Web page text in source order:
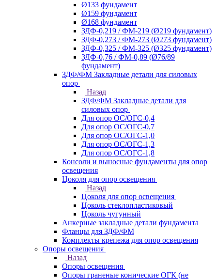
Ø133 фундамент
Ø159 фундамент
Ø168 фундамент
ЗДФ-0,219 / ФМ-219 (Ø219 фундамент)
ЗДФ-0,273 / ФМ-273 (Ø273 фундамент)
ЗДФ-0,325 / ФМ-325 (Ø325 фундамент)
ЗДФ-0,76 / ФМ-0,89 (Ø76/89
фундамент)
ЗДФ/ФМ Закладные детали для силовых
опор
Назад
ЗДФ/ФМ Закладные детали для
силовых опор
Для опор ОС/ОГС-0,4
Для опор ОС/ОГС-0,7
Для опор ОС/ОГС-1,0
Для опор ОС/ОГС-1,3
Для опор ОС/ОГС-1,8
Консоли и выносные фундаменты для опор
освещения
Цоколя для опор освещения
Назад
Цоколя для опор освещения
Цоколь стеклопластиковый
Цоколь чугунный
Анкерные закладные детали фундамента
Фланцы для ЗДФ/ФМ
Комплекты крепежа для опор освещения
Опоры освещения
Назад
Опоры освещения
Опоры граненые конические ОГК (не